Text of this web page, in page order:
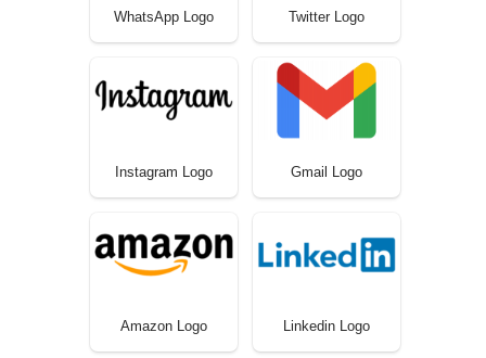
WhatsApp Logo Twitter Logo
Instagram Logo Gmail Logo
Amazon Logo Linkedin Logo